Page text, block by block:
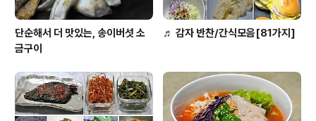
단순해서 더 맛있는, 송이버섯 소
금구이
♬ 감자 반찬/간식모음[81가지]